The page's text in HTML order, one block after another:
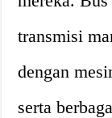
transmisi
dengan
serta